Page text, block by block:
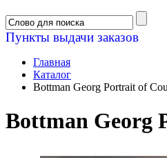
Пункты выдачи заказов
Главная
Каталог
Bottman Georg Portrait of
Bottman Georg